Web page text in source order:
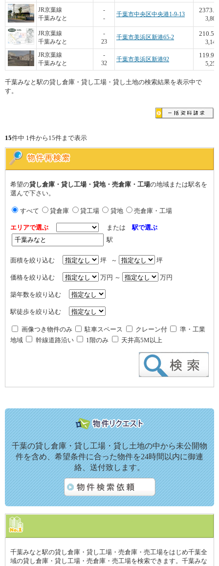
JR京葉線
千葉みなと
-
-
千葉市中央区中央港1-9-13
2373.8
3,800
JR京葉線
千葉みなと
-
23
千葉市美浜区新港65-2
210.54
3,142
JR京葉線
千葉みなと
-
32
千葉市美浜区新港92
119.95
5,252
千葉みなと駅の貸し倉庫・貸し工場・貸し土地の検索結果を表示中で
す。
15件中 1件から15件まで表示
希望の貸し倉庫・貸し工場・貸地・売倉庫・工場の地域または駅名を
選んで下さい。
すべて 貸倉庫 貸工場 貸地 売倉庫・工場
エリアで選ぶ または駅で選ぶ
駅
面積を絞り込む 坪 ～ 坪
価格を絞り込む 万円 ～ 万円
築年数を絞り込む
駅徒歩を絞り込む
画像つき物件のみ 駐車スペース クレーン付
準・工業
地域
幹線道路沿い 1階のみ 天井高5M以上
千葉の貸し倉庫・貸し工場・貸し土地の中から未公開物
件を含め、希望条件に合った物件を24時間以内に御連
絡、送付致します。
千葉みなと駅の貸し倉庫・貸し工場・売倉庫・売工場をはじめ千葉全
域の貸し倉庫・貸し工場・売倉庫・売工場を検索できます。千葉みな